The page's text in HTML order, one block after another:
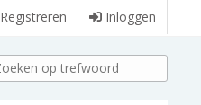
Registreren Inloggen